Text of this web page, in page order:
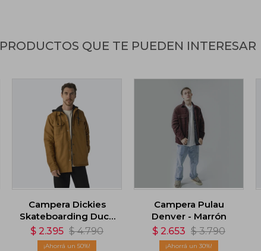
PRODUCTOS QUE TE PUEDEN INTERESAR
Campera Dickies
Skateboarding Duck
- Marrón
$ 2.395 $ 4.790
50
Campera Pulau
Denver - Marrón
$ 2.653 $ 3.790
30